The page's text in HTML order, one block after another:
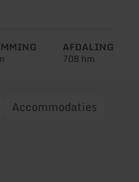
AFDALING
708 hm
Accommodaties